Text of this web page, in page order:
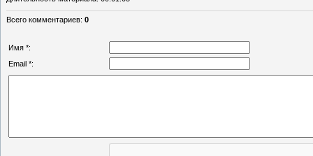
Всего комментариев: 0
Имя *:
Email *: